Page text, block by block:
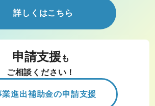
詳しくはこちら
申請支援 も
ご相談ください！
業進出補助金の申請支援